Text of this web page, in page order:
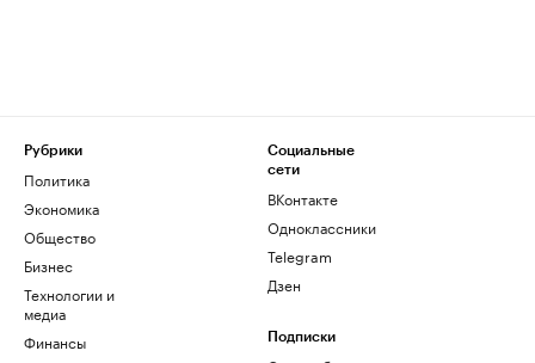
Рубрики
Политика
Экономика
Общество
Бизнес
Технологии и
медиа
Финансы
Социальные
сети
ВКонтакте
Одноклассники
Telegram
Дзен
Подписки